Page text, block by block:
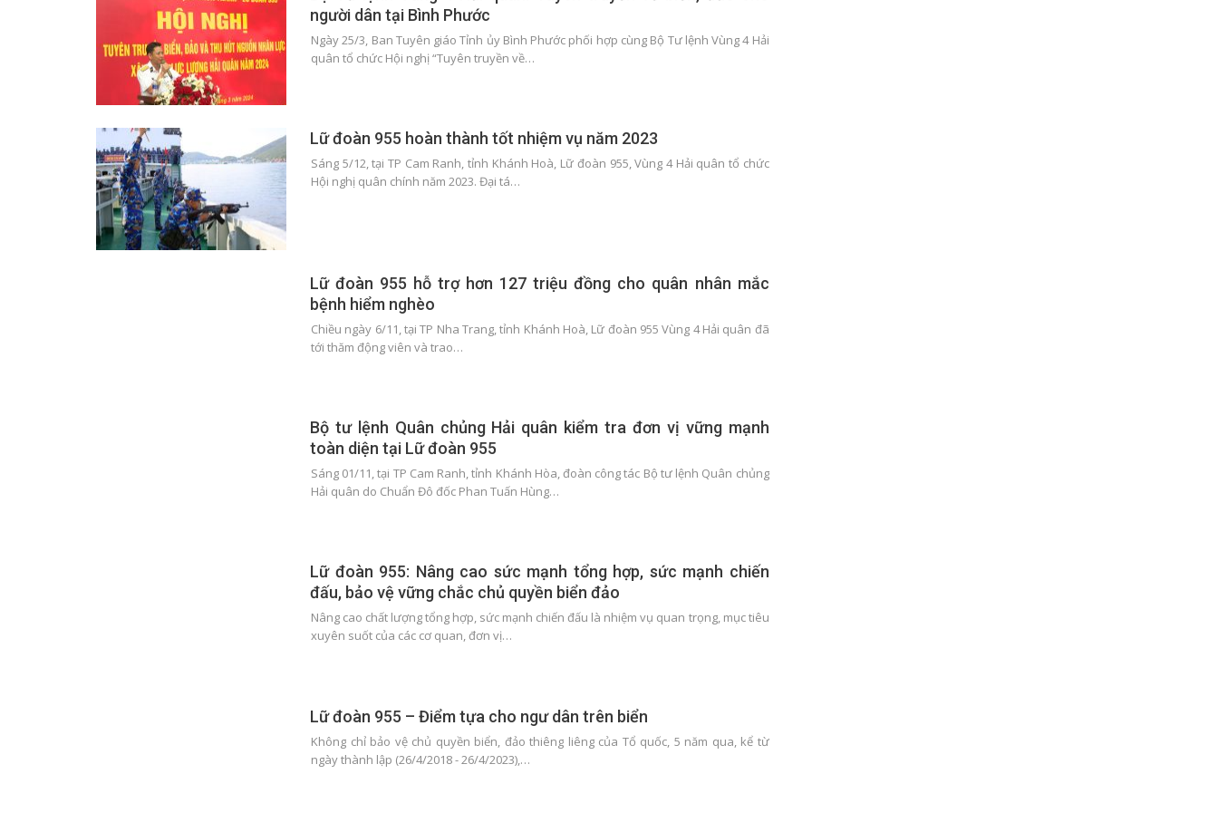
người dân tại Bình Phước
Ngày 25/3, Ban Tuyên giáo Tỉnh ủy Bình Phước phối hợp cùng Bộ Tư lệnh Vùng 4 Hải
quân tổ chức Hội nghị “Tuyên truyền về…
Lữ đoàn 955 hoàn thành tốt nhiệm vụ năm 2023
Sáng 5/12, tại TP Cam Ranh, tỉnh Khánh Hoà, Lữ đoàn 955, Vùng 4 Hải quân tổ chức
Hội nghị quân chính năm 2023. Đại tá…
Lữ đoàn 955 hỗ trợ hơn 127 triệu đồng cho quân nhân mắc
bệnh hiểm nghèo
Chiều ngày 6/11, tại TP Nha Trang, tỉnh Khánh Hoà, Lữ đoàn 955 Vùng 4 Hải quân đã
tới thăm động viên và trao…
Bộ tư lệnh Quân chủng Hải quân kiểm tra đơn vị vững mạnh
toàn diện tại Lữ đoàn 955
Sáng 01/11, tại TP Cam Ranh, tỉnh Khánh Hòa, đoàn công tác Bộ tư lệnh Quân chủng
Hải quân do Chuẩn Đô đốc Phan Tuấn Hùng…
Lữ đoàn 955: Nâng cao sức mạnh tổng hợp, sức mạnh chiến
đấu, bảo vệ vững chắc chủ quyền biển đảo
Nâng cao chất lượng tổng hợp, sức mạnh chiến đấu là nhiệm vụ quan trọng, mục tiêu
xuyên suốt của các cơ quan, đơn vị…
Lữ đoàn 955 – Điểm tựa cho ngư dân trên biển
Không chỉ bảo vệ chủ quyền biển, đảo thiêng liêng của Tổ quốc, 5 năm qua, kể từ
ngày thành lập (26/4/2018 - 26/4/2023),…